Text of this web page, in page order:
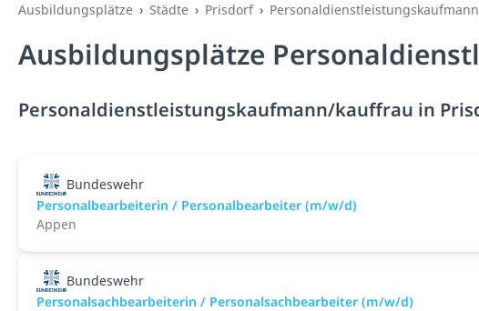
Ausbildungsplätze Städte Prisdorf
Ausbildungsplätze
Personaldienstleistungskaufmann/kauffrau in
Bundeswehr
Personalbearbeiterin / Personalbearbeiter (m/w/d)
Appen
Bundeswehr
Personalsachbearbeiterin / Personalsachbearbeiter (m/w/d)